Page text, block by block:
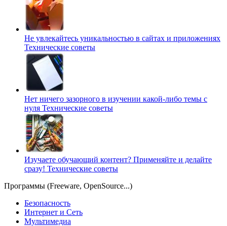
Не увлекайтесь уникальностью в сайтах и приложениях
Технические советы
Нет ничего зазорного в изучении какой-либо темы с
нуля Технические советы
Изучаете обучающий контент? Применяйте и делайте
сразу! Технические советы
Программы (Freeware, OpenSource...)
Безопасность
Интернет и Сеть
Мультимедиа